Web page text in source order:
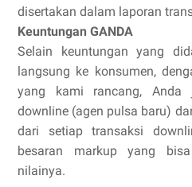
disertakan dalam laporan
Keuntungan GANDA
Selain keuntungan yang
langsung ke konsumen,
yang kami rancang, Anda
downline (agen pulsa baru)
dari setiap transaksi
besaran markup yang
nilainya.